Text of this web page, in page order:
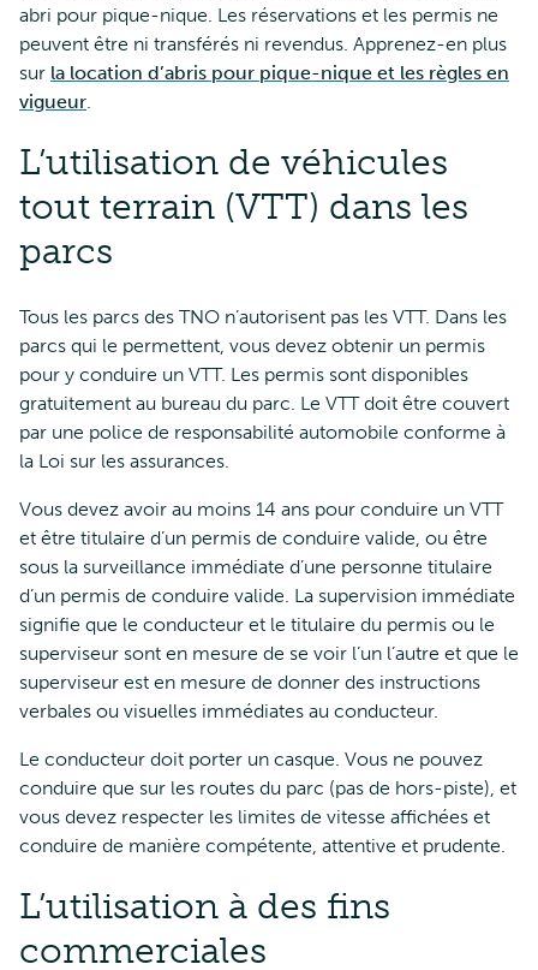
abri pour pique-nique. Les réservations et les permis ne
peuvent être ni transférés ni revendus. Apprenez-en plus
sur la location d’abris pour pique-nique et les règles en
vigueur.
L’utilisation de véhicules
tout terrain (VTT) dans les
parcs
Tous les parcs des TNO n’autorisent pas les VTT. Dans les
parcs qui le permettent, vous devez obtenir un permis
pour y conduire un VTT. Les permis sont disponibles
gratuitement au bureau du parc. Le VTT doit être couvert
par une police de responsabilité automobile conforme à
la Loi sur les assurances.
Vous devez avoir au moins 14 ans pour conduire un VTT
et être titulaire d’un permis de conduire valide, ou être
sous la surveillance immédiate d’une personne titulaire
d’un permis de conduire valide. La supervision immédiate
signifie que le conducteur et le titulaire du permis ou le
superviseur sont en mesure de se voir l’un l’autre et que le
superviseur est en mesure de donner des instructions
verbales ou visuelles immédiates au conducteur.
Le conducteur doit porter un casque. Vous ne pouvez
conduire que sur les routes du parc (pas de hors-piste), et
vous devez respecter les limites de vitesse affichées et
conduire de manière compétente, attentive et prudente.
L’utilisation à des fins
commerciales